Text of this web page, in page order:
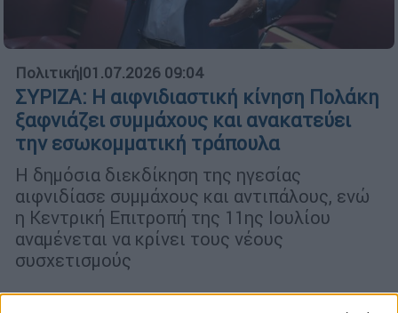
Πολιτική|01.07.2026 09:04
ΣΥΡΙΖΑ: Η αιφνιδιαστική κίνηση Πολάκη
ξαφνιάζει συμμάχους και ανακατεύει
την εσωκομματική τράπουλα
Η δημόσια διεκδίκηση της ηγεσίας
αιφνιδίασε συμμάχους και αντιπάλους, ενώ
η Κεντρική Επιτροπή της 11ης Ιουλίου
αναμένεται να κρίνει τους νέους
συσχετισμούς